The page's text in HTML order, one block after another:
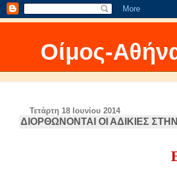
Οίμος-
Τετάρτη 18 Ιουνίου 2014
ΔΙΟΡΘΩΝΟΝΤΑΙ ΟΙ ΑΔΙΚΙΕΣ